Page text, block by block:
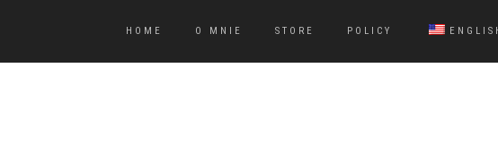
HOME O MNIE STORE POLICY